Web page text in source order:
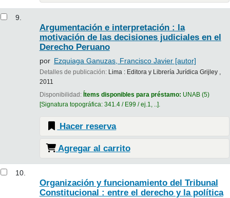
9.
Argumentación e interpretación : la
motivación de las decisiones judiciales en el
Derecho Peruano
por Ezquiaga Ganuzas, Francisco Javier[autor]
Detalles de publicación: Lima : Editora y Librería Jurídica Grijley ,
2011
Disponibilidad: Ítems disponibles para préstamo: UNAB(5)
Signatura topográfica: 341.4 / E99 / ej.1, .. .
Hacer reserva
Agregar al carrito
10.
Organización y funcionamiento del Tribunal
Constitucional : entre el derecho y la política